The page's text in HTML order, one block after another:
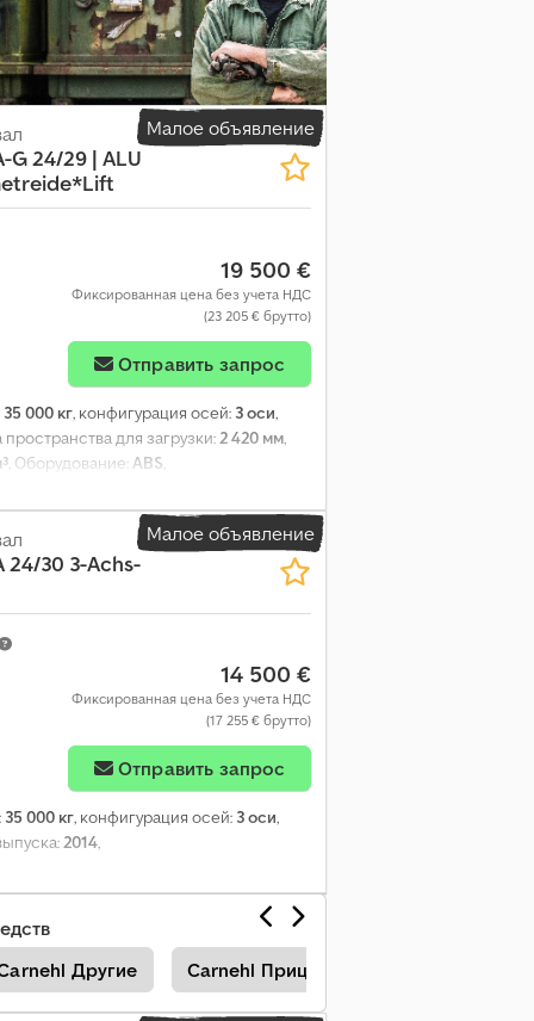
Малое объявление
G 24/29 | ALU
19 500 €
Фиксированная цена без учета НДС
(23 205 € брутто)
Отправить запрос
35 000 кг, конфигурация осей: 3 оси,
пространства для загрузки: 2 420 мм
, Оборудование: ABS
Малое объявление
24/30 3-Achs-
14 500 €
Фиксированная цена без учета НДС
(17 255 € брутто)
Отправить запрос
35 000 кг, конфигурация осей: 3 оси,
2014,
Другие Carnehl Пpицeпы